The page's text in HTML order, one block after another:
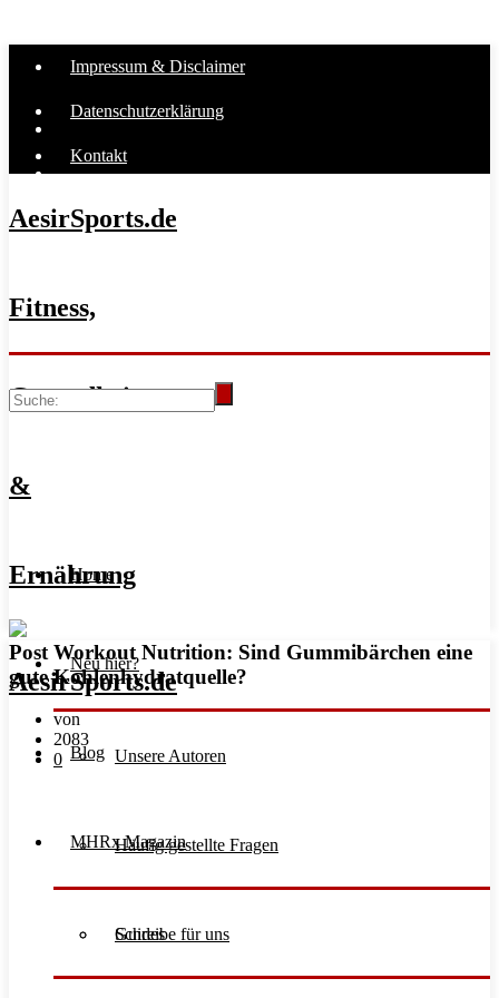
Impressum & Disclaimer
Datenschutzerklärung
Kontakt
AesirSports.de
Fitness,
Gesundheit
&
Ernährung
Home
Unsere Autoren
Häufig gestellte Fragen
Schreibe für uns
Neu hier?
Blog
Guides
MHRx Magazin
Post Workout Nutrition: Sind Gummibärchen eine
gute Kohlenhydratquelle?
von
2083
0